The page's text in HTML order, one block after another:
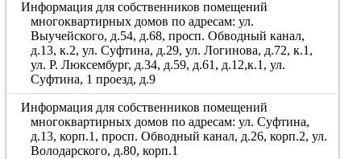
Информация для собственников помещений
многоквартирных домов по адресам: ул.
Выучейского, д.54, д.68, просп. Обводный канал,
д.13, к.2, ул. Суфтина, д.29, ул. Логинова, д.72, к.1,
ул. Р. Люксембург, д.34, д.59, д.61, д.12,к.1, ул.
Суфтина, 1 проезд, д.9
Информация для собственников помещений
многоквартирных домов по адресам: ул. Суфтина,
д.13, корп.1, просп. Обводный канал, д.26, корп.2, ул.
Володарского, д.80, корп.1